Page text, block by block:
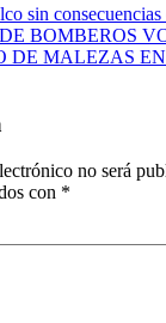
sin
BOMBEROS
DE MALEZAS
no será
con *